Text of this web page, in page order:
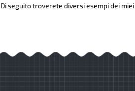
Di seguito troverete diversi esempi dei